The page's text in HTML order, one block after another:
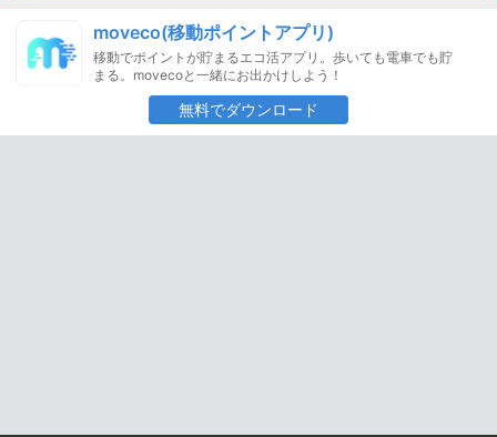
moveco(移動ポイントアプリ)
移動でポイントが貯まるエコ活アプリ。歩いても電車でも貯
まる。movecoと一緒にお出かけしよう！
無料でダウンロード